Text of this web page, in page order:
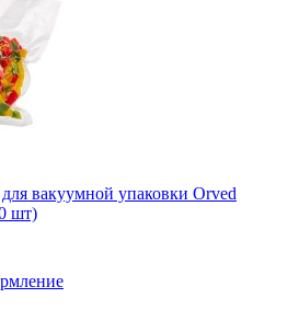
вакуумной упаковки Orved
шт)